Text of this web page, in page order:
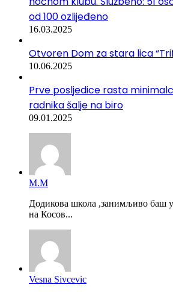
od 100 ozlijeđeno
16.03.2025
Otvoren Dom za stara lica
10.06.2025
Prve posljedice rasta
radnika šalje na biro
09.01.2025
М.М
Додикова школа ,занимљиво баш
на Косов...
Vesna Sivcevic